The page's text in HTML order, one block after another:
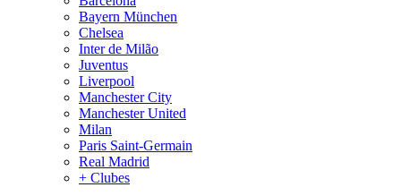
Bayern München
Chelsea
Inter de Milão
Juventus
Liverpool
Manchester City
Manchester United
Milan
Paris Saint-Germain
Real Madrid
+ Clubes